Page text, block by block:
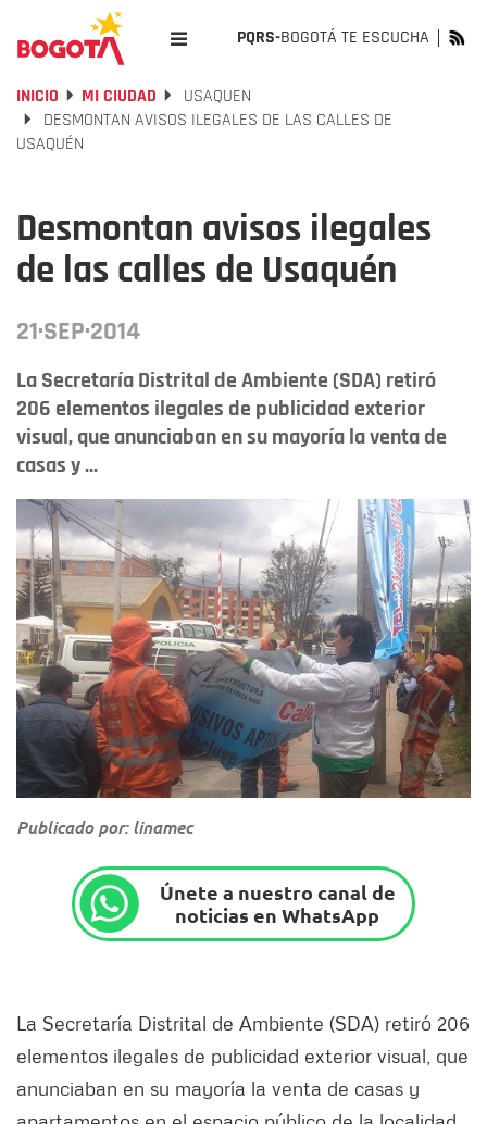
PQRS-BOGOTÁ TE ESCUCHA
INICIO MI CIUDAD
USAQUEN
DESMONTAN AVISOS ILEGALES DE LAS CALLES DE
USAQUÉN
Desmontan avisos ilegales
de las calles de Usaquén
21·SEP·2014
La Secretaría Distrital de Ambiente (SDA) retiró
206 elementos ilegales de publicidad exterior
visual, que anunciaban en su mayoría la venta de
casas y ...
Publicado por: linamec
Únete a nuestro canal de
noticias en WhatsApp
La Secretaría Distrital de Ambiente (SDA) retiró 206
elementos ilegales de publicidad exterior visual, que
anunciaban en su mayoría la venta de casas y